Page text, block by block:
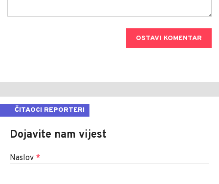
OSTAVI KOMENTAR
ČITAOCI REPORTERI
Dojavite nam vijest
Naslov *